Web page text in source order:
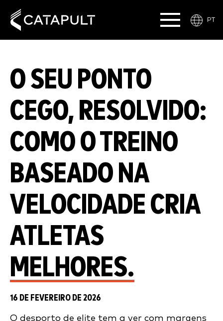
PT
O SEU PONTO
CEGO, RESOLVIDO:
COMO O TREINO
BASEADO NA
VELOCIDADE CRIA
ATLETAS
MELHORES.
16 DE FEVEREIRO DE 2026
O desporto de elite tem a ver com margens